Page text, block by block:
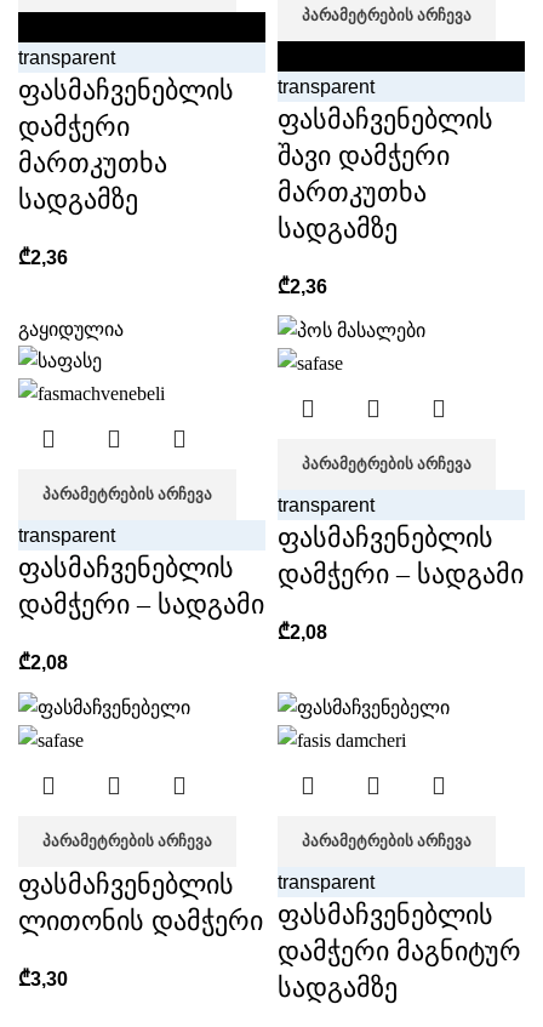
transparent
ფასმაჩვენებლის
დამჭერი
მართკუთხა
სადგამზე
₾2,36
ᲞᲐᲠᲐᲛᲔᲢᲠᲔᲑᲘᲡ ᲐᲠᲩᲔᲕᲐ
transparent
ფასმაჩვენებლის
შავი დამჭერი
მართკუთხა
სადგამზე
₾2,36
გაყიდულია
ᲞᲐᲠᲐᲛᲔᲢᲠᲔᲑᲘᲡ ᲐᲠᲩᲔᲕᲐ
transparent
ფასმაჩვენებლის
დამჭერი – სადგამი
₾2,08
ᲞᲐᲠᲐᲛᲔᲢᲠᲔᲑᲘᲡ ᲐᲠᲩᲔᲕᲐ
transparent
ფასმაჩვენებლის
დამჭერი – სადგამი
₾2,08
ᲞᲐᲠᲐᲛᲔᲢᲠᲔᲑᲘᲡ ᲐᲠᲩᲔᲕᲐ
ფასმაჩვენებლის
ლითონის დამჭერი
₾3,30
ᲞᲐᲠᲐᲛᲔᲢᲠᲔᲑᲘᲡ ᲐᲠᲩᲔᲕᲐ
transparent
ფასმაჩვენებლის
დამჭერი მაგნიტურ
სადგამზე